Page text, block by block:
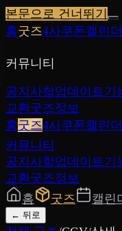
본문으로 건너뛰기
홈굿즈4사쿠폰캘린더
커뮤니티
공지사항업데이트기
교환굿즈정보
홈굿즈4사쿠폰캘린더
커뮤니티
공지사항업데이트기
교환굿즈정보
홈
굿즈 캘린
← 뒤로